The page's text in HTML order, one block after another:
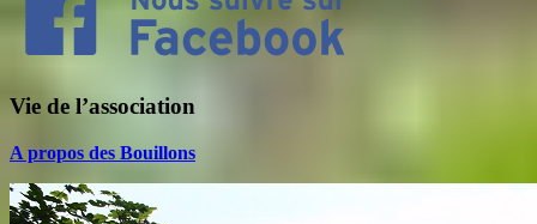
Vie de l’association
A propos des Bouillons